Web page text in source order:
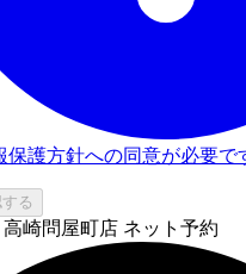
保護方針への同意が必要で
る
高崎問屋町店 ネット予約